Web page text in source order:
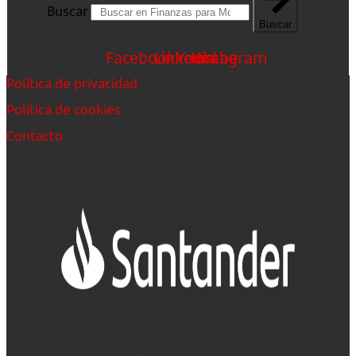
Buscar
Buscar
FacebookLinkedin
Youtube
Instagram
Política de privacidad
Política de cookies
Contacto